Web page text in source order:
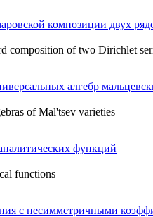
композиции двух
composition of two Dirichlet
алгебр
of Mal'tsev varieties
функций
functions
с несимметричными